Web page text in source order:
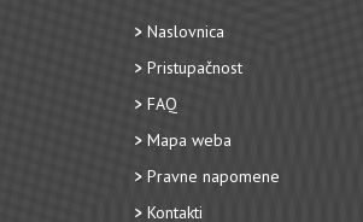
Naslovnica
Pristupačnost
FAQ
Mapa weba
Pravne napomene
Kontakti